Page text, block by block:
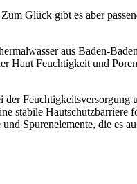
Glück gibt es aber
aus Baden-
Haut Feuchtigkeit und
Feuchtigkeitsversorgung
stabile Hautschutzbarriere
Spurenelemente, die es